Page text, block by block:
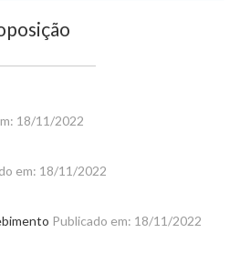
18/11/2022
em: 18/11/2022
Publicado em: 18/11/2022